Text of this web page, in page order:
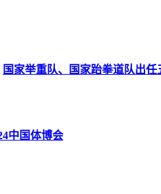
国家举重队、国家跆拳道队出
中国体博会